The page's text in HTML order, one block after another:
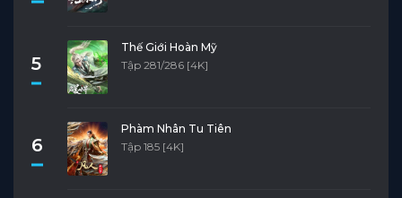
5
Thế Giới Hoàn Mỹ
Tập 281/286 [4K]
6
Phàm Nhân Tu Tiên
Tập 185 [4K]